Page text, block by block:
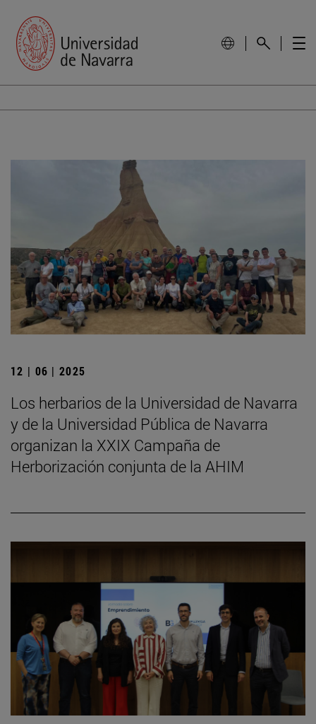
12 | 06 | 2025
Los herbarios de la Universidad de Navarra
y de la Universidad Pública de Navarra
organizan la XXIX Campaña de
Herborización conjunta de la AHIM